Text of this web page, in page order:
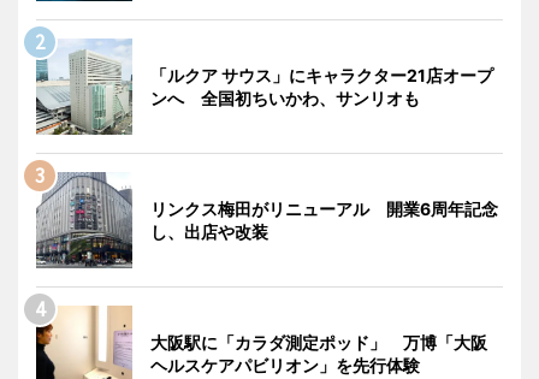
「ルクア サウス」にキャラクター21店オープ
ンへ 全国初ちいかわ、サンリオも
リンクス梅田がリニューアル 開業6周年記念
し、出店や改装
大阪駅に「カラダ測定ポッド」 万博「大阪
ヘルスケアパビリオン」を先行体験